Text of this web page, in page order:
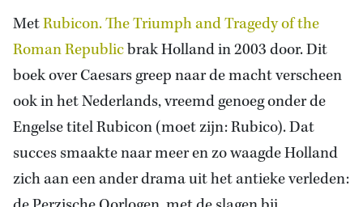
MetRubicon. The Triumph and Tragedy of the
Roman RepublicbrakHollandin 2003 door. Dit
boek over Caesars greep naar de macht verscheen
ook in het Nederlands, vreemd genoeg onder de
Engelse titel Rubicon (moet zijn: Rubico). Dat
succes smaakte naar meer en zo waagde Holland
zich aan een ander drama uit het antieke verleden: